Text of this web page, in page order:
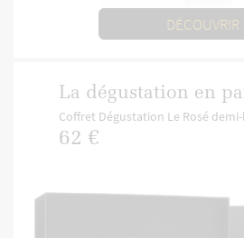
DÉCOUVRIR
La dégustation en
Coffret Dégustation Le Rosé
62 €